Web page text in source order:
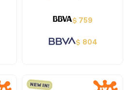
$ 759
$ 804